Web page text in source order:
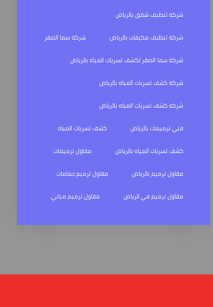
شركة تنظيف شقق بالرياض
شركة تنظيف مكيفات بالرياض
شركة سما الصقر
شركة سما الصقر لكشف تسربات المياه بالرياض
شركة كشف تسربات المياه بالرياض
شركه كشف تسربات المياه بالرياض
فني ترميمات بالرياض
كشف تسربات المياه
كشف تسربات المياه بالرياض
مقاول ترميمات
مقاول ترميم بالرياض
مقاول ترميم حمامات
مقاول ترميم في الرياض
مقاول ترميم مباني